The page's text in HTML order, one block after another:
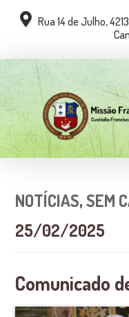
Rua 14 de Julho,
NOTÍCIAS,SEM
25/02/2025
Comunicado